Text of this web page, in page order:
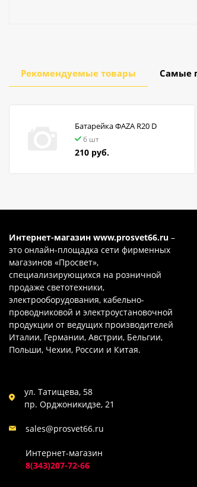
Рекомендуемые товары Самые
Батарейка ФАZA R20 D
6 шт
210 руб.
Интернет-магазин www.prosvet66.ru –
это онлайн-площадка сети фирменных
магазинов «Просвет»,
специализирующихся на розничной
продаже светотехники,
электрооборудования, кабельно-
проводниковой и электроустановочной
продукции от ведущих производителей
Италии, Германии, Австрии, Бельгии,
Польши, Чехии, России и Китая.
ул. Татищева, 58
пр. Орджоникидзе, 21
sales@prosvet66.ru
Интернет-магазин
8(343)207-72-66